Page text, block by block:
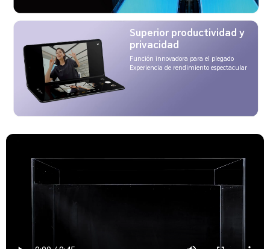
Superior productividad y
privacidad
Función innovadora para el plegado
Experiencia de rendimiento espectacular